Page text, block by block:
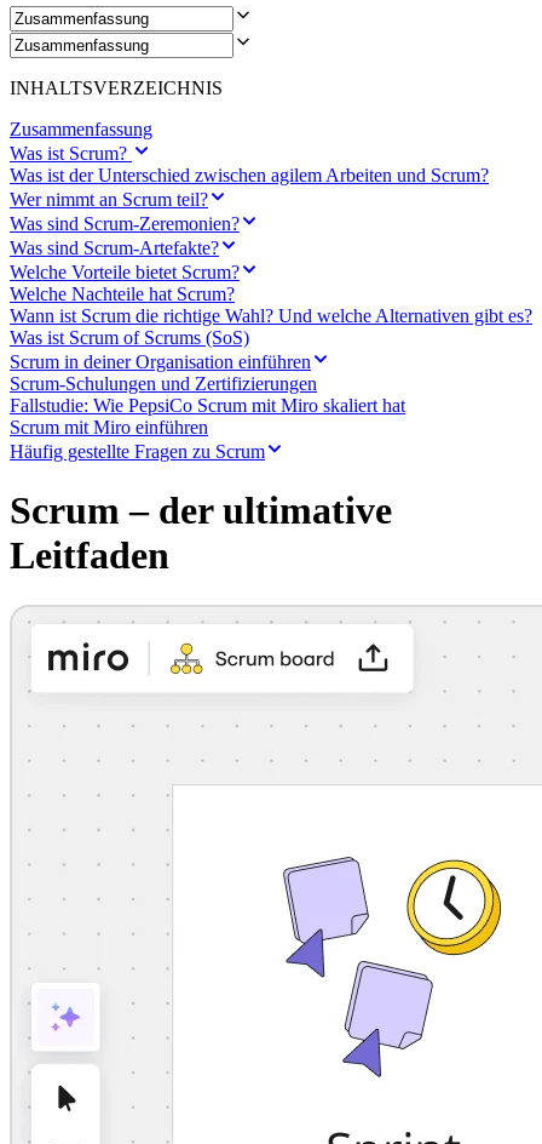
Nach strategischer Initiative
Product Operating System
KI-Transformation
Digitaler Arbeitsplatz
Ressourcen
Lernen
Erfolgsgeschichten
Academy
Webinare
Reforge Learning
Community & Support
Hilfecenter
Veranstaltungen
Community
Blog
Partner & Dienstleistungen
Miro Professional Services
Lösungspartner
Preise
INHALTSVERZEICHNIS
Zusammenfassung
Was ist Scrum?
Was ist der Unterschied zwischen agilem Arbeiten und Scrum?
Wer nimmt an Scrum teil?
Was sind Scrum‑Zeremonien?
Was sind Scrum-Artefakte?
Welche Vorteile bietet Scrum?
Welche Nachteile hat Scrum?
Wann ist Scrum die richtige Wahl? Und welche Alternativen gibt es?
Was ist Scrum of Scrums (SoS)
Scrum in deiner Organisation einführen
Scrum-Schulungen und Zertifizierungen
Fallstudie: Wie PepsiCo Scrum mit Miro skaliert hat
Scrum mit Miro einführen
Häufig gestellte Fragen zu Scrum
Scrum – der ultimative
Leitfaden